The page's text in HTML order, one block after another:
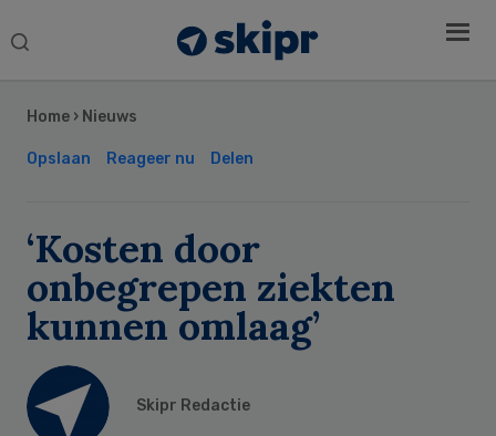
Search
Home › Nieuws
Opslaan Reageer nu Delen
‘Kosten door
onbegrepen ziekten
kunnen omlaag’
Skipr Redactie
Sidebar